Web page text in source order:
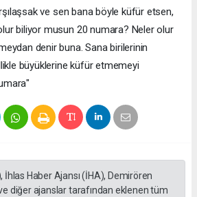
ve sen bana böyle küfür etsen,
biliyor musun 20 numara? Neler olur
denir buna. Sana birilerinin
büyüklerine küfür etmemeyi
İhlas Haber Ajansı (İHA), Demirören
diğer ajanslar tarafından eklenen tüm